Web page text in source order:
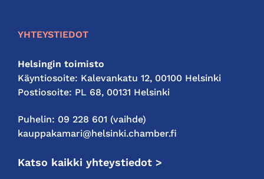
YHTEYSTIEDOT
Helsingin toimisto
Käyntiosoite: Kalevankatu 12, 00100 Helsinki
Postiosoite: PL 68, 00131 Helsinki
Puhelin: 09 228 601 (vaihde)
kauppakamari@helsinki.chamber.fi
Katso kaikki yhteystiedot >